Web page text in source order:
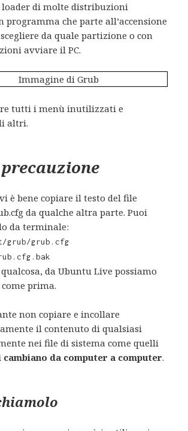
loader di molte distribuzioni
programma che parte all’accensione
da quale partizione o con
avviare il PC.
tutti i menù inutilizzati e
altri.
è bene copiare il testo del file
da qualche altra parte. Puoi
da terminale:
grub/grub.cfg
qualcosa, da Ubuntu Live possiamo
prima.
non copiare e incollare
il contenuto di qualsiasi
nei file di sistema come quelli
cambiano da computer a computer.